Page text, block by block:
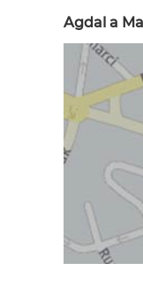
Agdal a